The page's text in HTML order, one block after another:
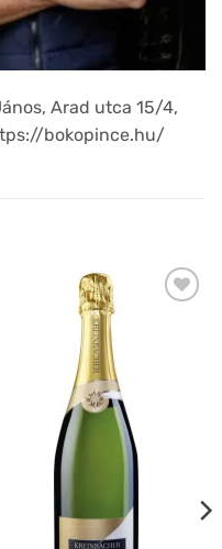
Arad utca 15/4,
bokopince.hu/